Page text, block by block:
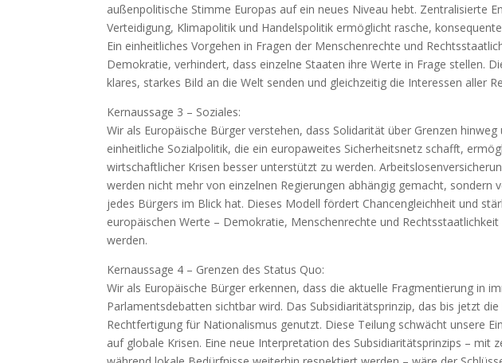
außenpolitische Stimme Europas auf ein neues Niveau hebt. Zentralisierte
Verteidigung, Klimapolitik und Handelspolitik ermöglicht rasche,
Ein einheitliches Vorgehen in Fragen der Menschenrechte und
Demokratie, verhindert, dass einzelne Staaten ihre Werte in Frage stellen.
klares, starkes Bild an die Welt senden und gleichzeitig die Interessen aller
Kernaussage 3 – Soziales:
Wir als Europäische Bürger verstehen, dass Solidarität über Grenzen
einheitliche Sozialpolitik, die ein europaweites Sicherheitsnetz schafft,
wirtschaftlicher Krisen besser unterstützt zu werden.
werden nicht mehr von einzelnen Regierungen abhängig gemacht, sondern
jedes Bürgers im Blick hat. Dieses Modell fördert Chancengleichheit und
europäischen Werte – Demokratie, Menschenrechte und
werden.
Kernaussage 4 – Grenzen des Status Quo:
Wir als Europäische Bürger erkennen, dass die aktuelle Fragmentierung in
Parlamentsdebatten sichtbar wird. Das Subsidiaritätsprinzip, das bis jetzt
Rechtfertigung für Nationalismus genutzt. Diese Teilung schwächt unsere
auf globale Krisen. Eine neue Interpretation des Subsidiaritätsprinzips – mit